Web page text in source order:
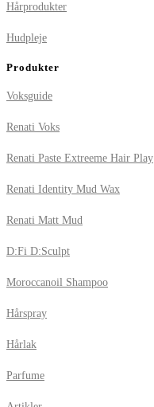
Hårprodukter
Hudpleje
Produkter
Voksguide
Renati Voks
Renati Paste Extreeme Hair Play
Renati Identity Mud Wax
Renati Matt Mud
D:Fi D:Sculpt
Moroccanoil Shampoo
Hårspray
Hårlak
Parfume